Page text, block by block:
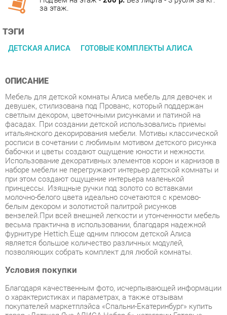
ТЭГИ
ОПИСАНИЕ
девушек, стилизована под Прованс, который поддержан
светлым декором, цветочными рисунками и патиной на
фасадах. При создании детской использовались приемы
итальянского декорирования мебели. Мотивы классической
росписи в сочетании с любимым мотивом детского рисунка
бабочки и цветы создают ощущение юности и нежности.
Использование декоративных элементов корон и карнизов в
наборе мебели не перегружают интерьер детской комнаты и
при этом создают ощущение интерьера маленькой
принцессы. Изящные ручки под золото со вставками
молочно-белого цвета идеально сочетаются с кремово-
белым декором и золотистой палитрой рисунков
вензелей.При всей внешней легкости и утонченности мебель
весьма практична в использовании, благодаря надежной
фурнитуре Hettich.Еще одним плюсом детской Алиса
является большое количество различных модулей,
позволяющих собрать комплект для любой комнаты.
Условия покупки
Благодаря качественным фото, исчерпывающей информации
покупателей маркетплэйса «Спальни-Екатеринбург» купить
комплекты производства Яна с доставкой из Екатеринбурга
по цене со скидкой и гарантией от производителя не
составит труда.